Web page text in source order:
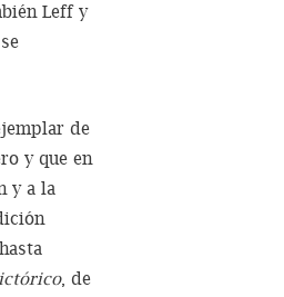
Leff y
de
y que en
y a la
, de